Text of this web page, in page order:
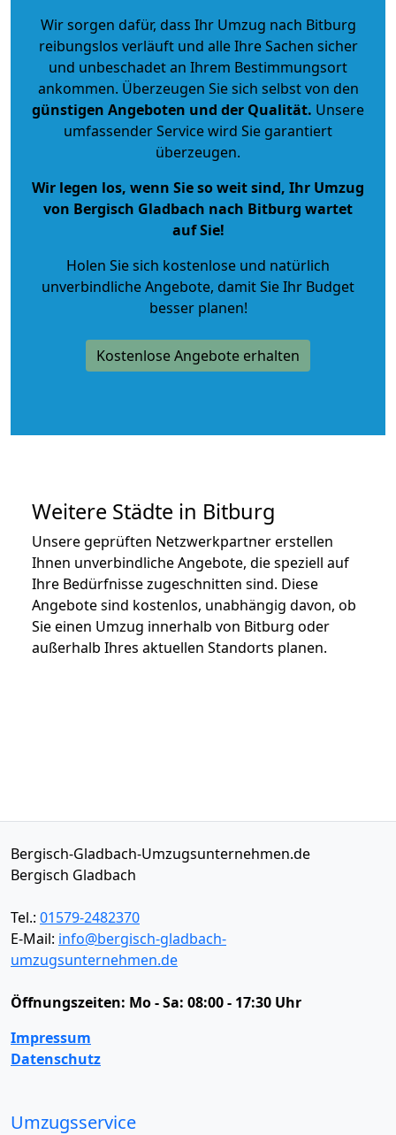
Wir sorgen dafür, dass Ihr Umzug nach Bitburg
reibungslos verläuft und alle Ihre Sachen sicher
und unbeschadet an Ihrem Bestimmungsort
ankommen. Überzeugen Sie sich selbst von den
günstigen Angeboten und der Qualität. Unsere
umfassender Service wird Sie garantiert
überzeugen.
Wir legen los, wenn Sie so weit sind, Ihr Umzug
von Bergisch Gladbach nach Bitburg wartet
auf Sie!
Holen Sie sich kostenlose und natürlich
unverbindliche Angebote, damit Sie Ihr Budget
besser planen!
Kostenlose Angebote erhalten
Weitere Städte in Bitburg
Unsere geprüften Netzwerkpartner erstellen
Ihnen unverbindliche Angebote, die speziell auf
Ihre Bedürfnisse zugeschnitten sind. Diese
Angebote sind kostenlos, unabhängig davon, ob
Sie einen Umzug innerhalb von Bitburg oder
außerhalb Ihres aktuellen Standorts planen.
Bergisch-Gladbach-Umzugsunternehmen.de
Bergisch Gladbach
Tel.: 01579-2482370
E-Mail: info@bergisch-gladbach-
umzugsunternehmen.de
Öffnungszeiten: Mo - Sa: 08:00 - 17:30 Uhr
Impressum
Datenschutz
Umzugsservice